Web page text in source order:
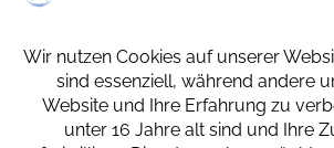
info@kkh-geriatrie-